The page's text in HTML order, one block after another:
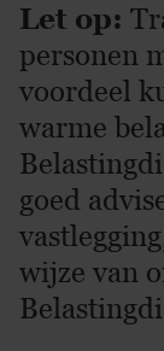
Let op:
personen
voordeel
warme
goed
wijze van